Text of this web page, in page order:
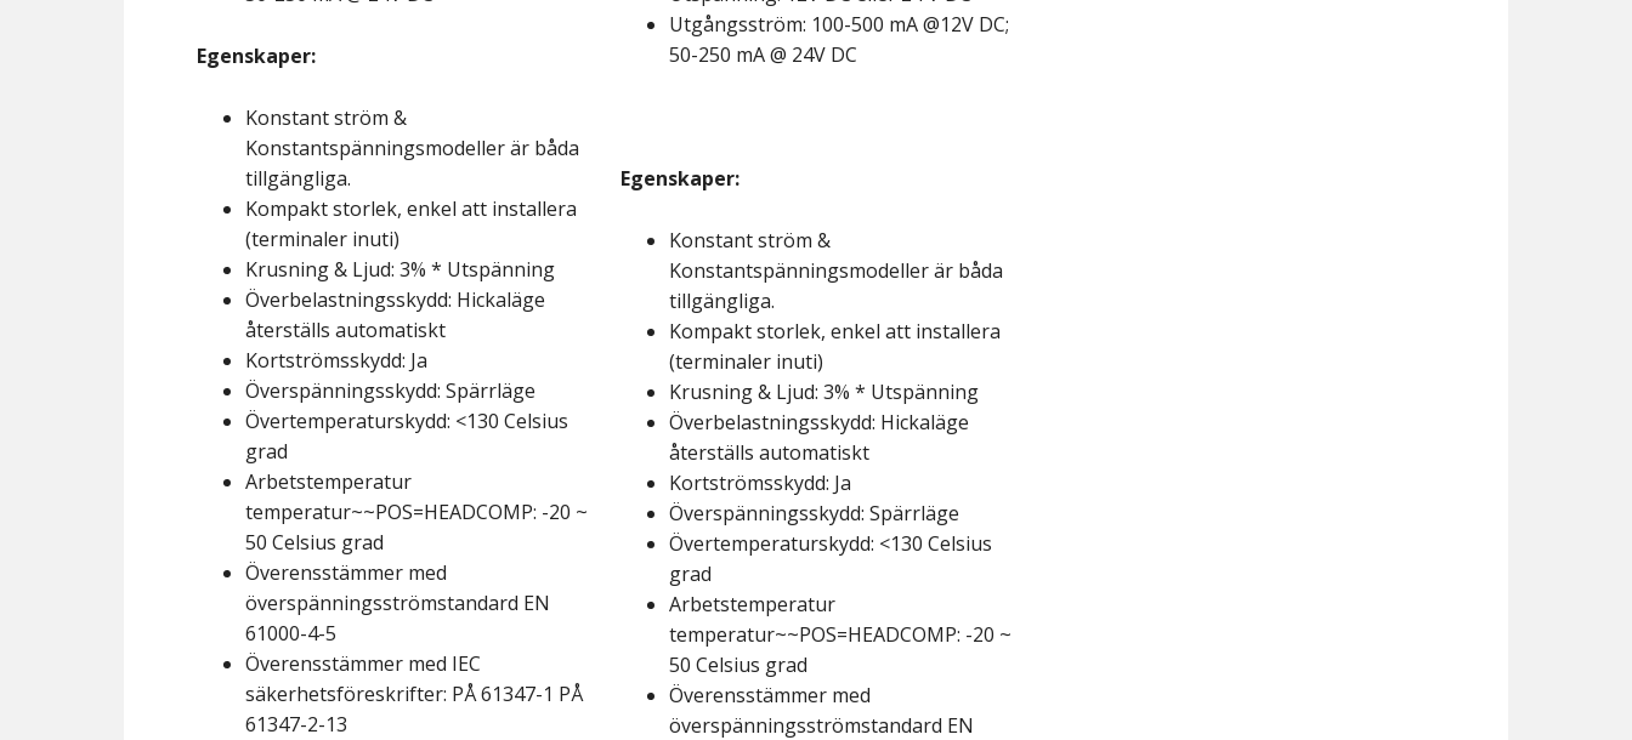
Egenskaper:
Konstant ström &
Konstantspänningsmodeller är båda
tillgängliga.
Kompakt storlek, enkel att installera
(terminaler inuti)
Krusning & Ljud: 3% * Utspänning
Överbelastningsskydd: Hickaläge
återställs automatiskt
Kortströmsskydd: Ja
Överspänningsskydd: Spärrläge
Övertemperaturskydd: <130 Celsius
grad
Arbetstemperatur
temperatur~~POS=HEADCOMP: -20 ~
50 Celsius grad
Överensstämmer med
överspänningsströmstandard EN
61000-4-5
Överensstämmer med IEC
säkerhetsföreskrifter: PÅ 61347-1 PÅ
61347-2-13
Utgångsström: 100-500 mA @12V DC;
50-250 mA @ 24V DC
Egenskaper:
Konstant ström &
Konstantspänningsmodeller är båda
tillgängliga.
Kompakt storlek, enkel att installera
(terminaler inuti)
Krusning & Ljud: 3% * Utspänning
Överbelastningsskydd: Hickaläge
återställs automatiskt
Kortströmsskydd: Ja
Överspänningsskydd: Spärrläge
Övertemperaturskydd: <130 Celsius
grad
Arbetstemperatur
temperatur~~POS=HEADCOMP: -20 ~
50 Celsius grad
Överensstämmer med
överspänningsströmstandard EN